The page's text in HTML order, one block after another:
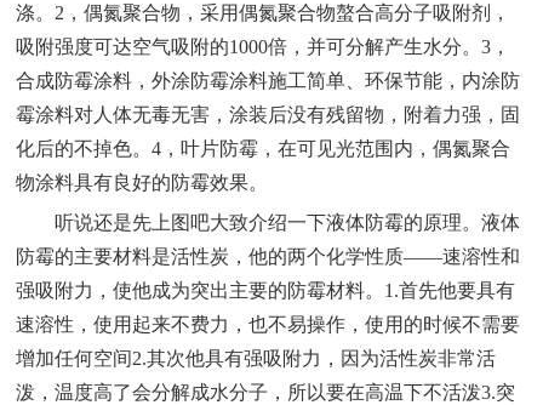
涤。2，偶氮聚合物，采用偶氮聚合物螯合高分子吸附剂，
吸附强度可达空气吸附的1000倍，并可分解产生水分。3，
合成防霉涂料，外涂防霉涂料施工简单、环保节能，内涂防
霉涂料对人体无毒无害，涂装后没有残留物，附着力强，固
化后的不掉色。4，叶片防霉，在可见光范围内，偶氮聚合
物涂料具有良好的防霉效果。
听说还是先上图吧大致介绍一下液体防霉的原理。液体
防霉的主要材料是活性炭，他的两个化学性质——速溶性和
强吸附力，使他成为突出主要的防霉材料。1.首先他要具有
速溶性，使用起来不费力，也不易操作，使用的时候不需要
增加任何空间2.其次他具有强吸附力，因为活性炭非常活
泼，温度高了会分解成水分子，所以要在高温下不活泼3.突